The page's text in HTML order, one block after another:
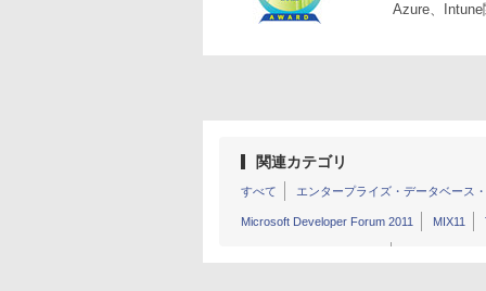
Azure、
関連カテゴリ
すべて エンタープライズ・データベース
Microsoft Developer Forum 2011 MIX11